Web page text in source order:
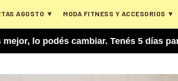
AGOSTO ▼ MODA FITNESS Y ACCESORIOS ▼
cambiar. Tenés 5 días para